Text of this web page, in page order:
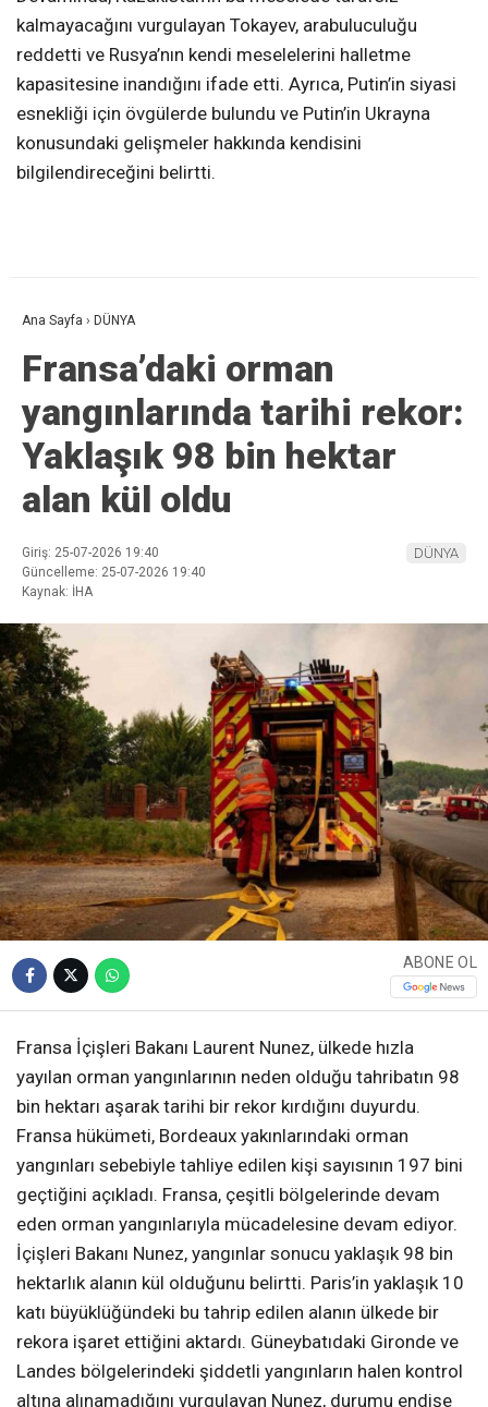
kalmayacağını vurgulayan Tokayev, arabuluculuğu
reddetti ve Rusya’nın kendi meselelerini halletme
kapasitesine inandığını ifade etti. Ayrıca, Putin’in siyasi
esnekliği için övgülerde bulundu ve Putin’in Ukrayna
konusundaki gelişmeler hakkında kendisini
bilgilendireceğini belirtti.
Ana Sayfa › DÜNYA
Fransa’daki orman
yangınlarında tarihi rekor:
Yaklaşık 98 bin hektar
alan kül oldu
Giriş: 25-07-2026 19:40
Güncelleme: 25-07-2026 19:40
Kaynak: İHA
DÜNYA
ABONE OL
Fransa İçişleri Bakanı Laurent Nunez, ülkede hızla
yayılan orman yangınlarının neden olduğu tahribatın 98
bin hektarı aşarak tarihi bir rekor kırdığını duyurdu.
Fransa hükümeti, Bordeaux yakınlarındaki orman
yangınları sebebiyle tahliye edilen kişi sayısının 197 bini
geçtiğini açıkladı. Fransa, çeşitli bölgelerinde devam
eden orman yangınlarıyla mücadelesine devam ediyor.
İçişleri Bakanı Nunez, yangınlar sonucu yaklaşık 98 bin
hektarlık alanın kül olduğunu belirtti. Paris’in yaklaşık 10
katı büyüklüğündeki bu tahrip edilen alanın ülkede bir
rekora işaret ettiğini aktardı. Güneybatıdaki Gironde ve
Landes bölgelerindeki şiddetli yangınların halen kontrol
altına alınamadığını vurgulayan Nunez, durumu endişe